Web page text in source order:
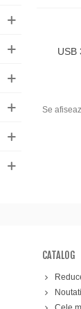
USB
Se
CATALOG
Noutati